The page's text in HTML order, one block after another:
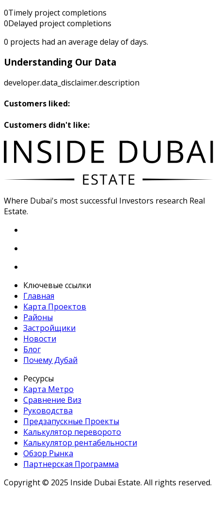
0Timely project completions
0Delayed project completions
0 projects had an average delay ofdays.
Understanding Our Data
developer.data_disclaimer.description
Customers liked:
Customers didn't like:
Where Dubai's most successful Investors research Real
Estate.
Ключевые ссылки
Главная
Карта Проектов
Районы
Застройщики
Новости
Блог
Почему Дубай
Ресурсы
Карта Метро
Сравнение Виз
Руководства
Предзапускные Проекты
Калькулятор переворото
Калькулятор рентабельности
Обзор Рынка
Партнерская Программа
Copyright © 2025 Inside Dubai Estate. All rights reserved.